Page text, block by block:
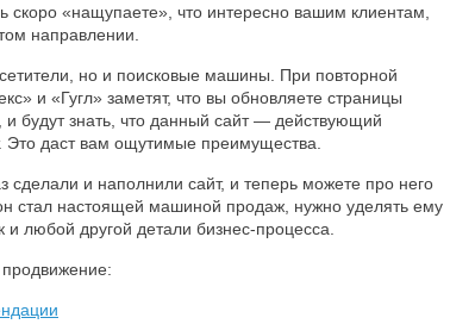
скоро «нащупаете», что интересно вашим клиентам,
направлении.
но и поисковые машины. При повторной
и «Гугл» заметят, что вы обновляете страницы
будут знать, что данный сайт — действующий
даст вам ощутимые преимущества.
сделали и наполнили сайт, и теперь можете про него
стал настоящей машиной продаж, нужно уделять ему
любой другой детали бизнес-процесса.